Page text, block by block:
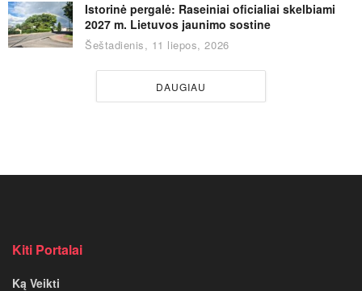
Istorinė pergalė: Raseiniai oficialiai skelbiami
2027 m. Lietuvos jaunimo sostine
Šeštadienis, 11 liepos, 2026
DAUGIAU
Kiti Portalai
Ką Veikti